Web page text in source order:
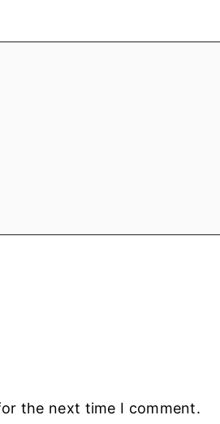
the next time I comment.